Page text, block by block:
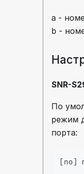
a -
b -
SNR-
По
режим
порта:
[no]